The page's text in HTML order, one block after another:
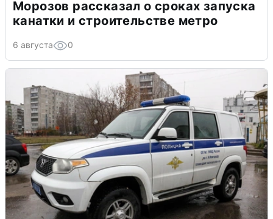
Морозов рассказал о сроках запуска
канатки и строительстве метро
6 августа 0